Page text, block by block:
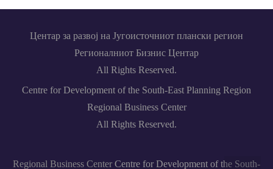
Центар за развој на Југоисточниот плански регион
Регионалниот Бизнис Центар
All Rights Reserved.
Centre for Development of the South-East Planning Region
Regional Business Center
All Rights Reserved.
Regional Business Center Centre for Development of the South-
Back